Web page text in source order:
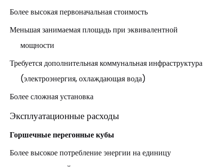
Более высокая первоначальная стоимость
Меньшая занимаемая площадь при эквивалентной
мощности
Требуется дополнительная коммунальная инфраструктура
(электроэнергия, охлаждающая вода)
Более сложная установка
Эксплуатационные расходы
Горшечные перегонные кубы
Более высокое потребление энергии на единицу